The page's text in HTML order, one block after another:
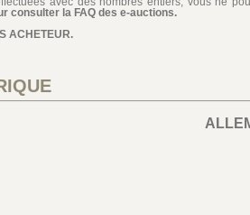
consulter la FAQ des e-auctions.
ACHETEUR.